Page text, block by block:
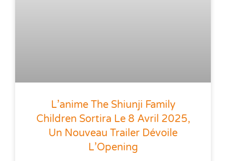
L’anime The Shiunji Family
Children Sortira Le 8 Avril 2025,
Un Nouveau Trailer Dévoile
L’Opening